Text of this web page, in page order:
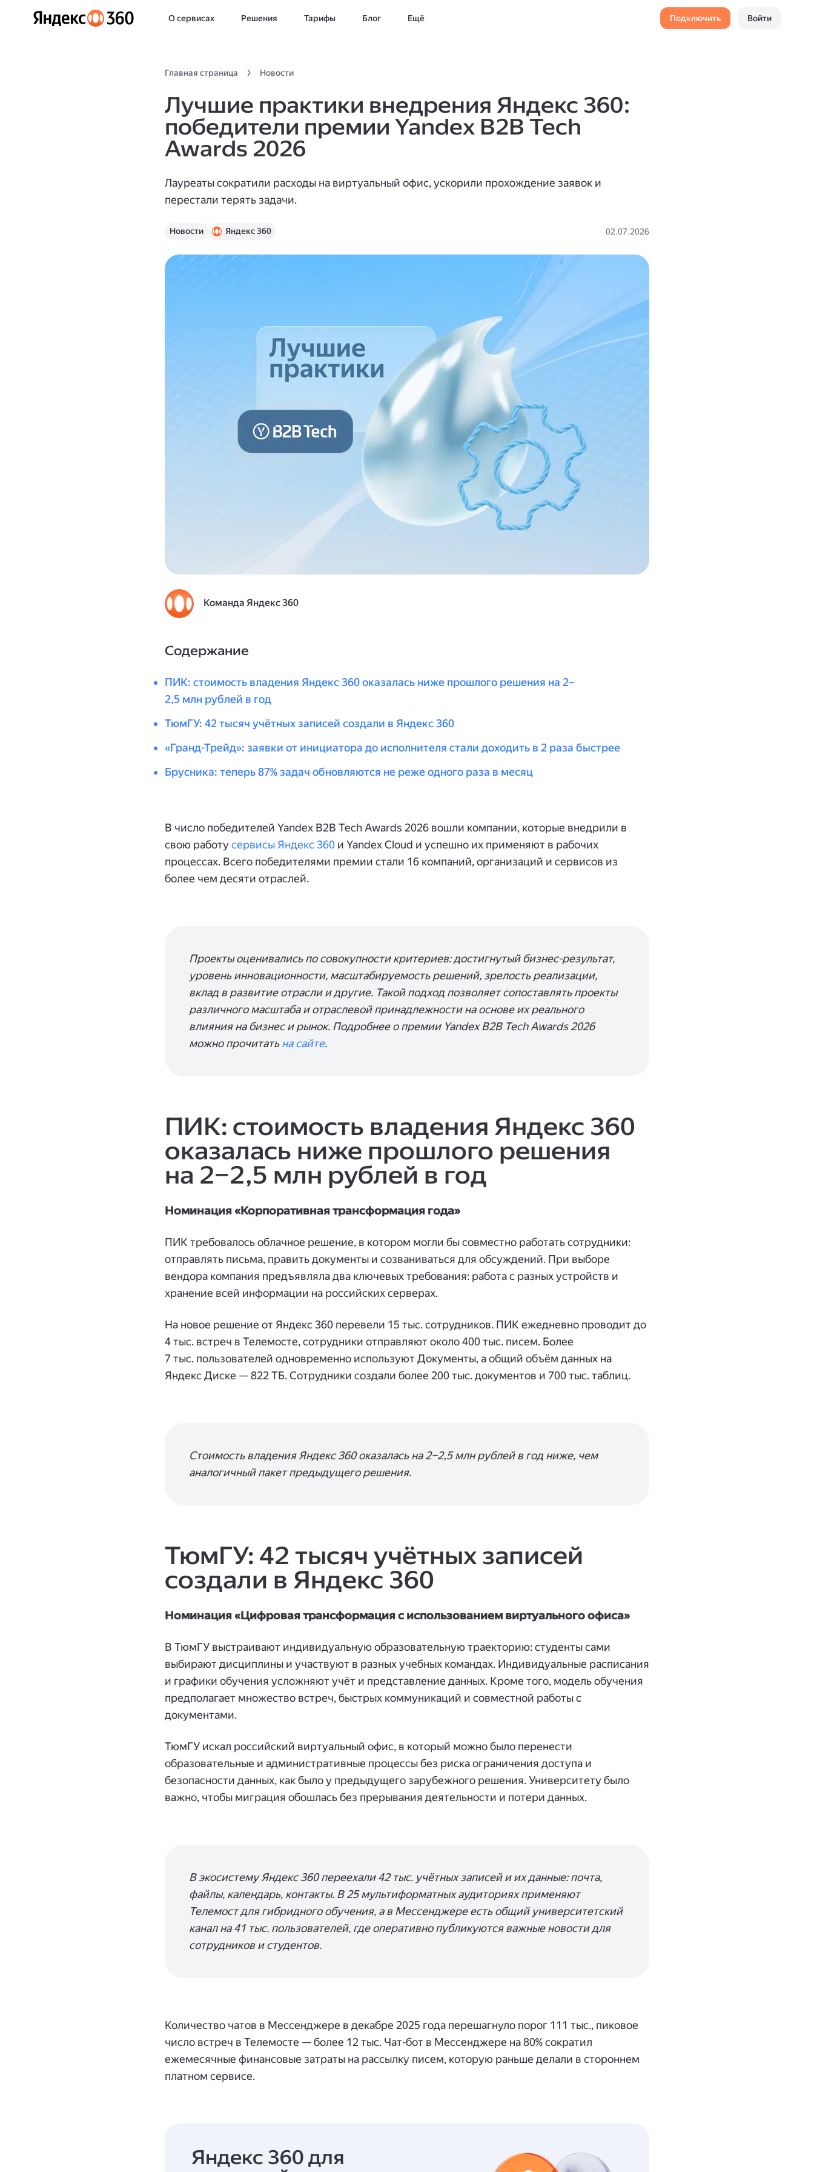
О сервисах Решения Тарифы Блог Ещё Подключить Войти
Главная страница Новости
Лучшие практики внедрения Яндекс 360:
победители премии Yandex B2B Tech
Awards 2026
Лауреаты сократили расходы на виртуальный офис, ускорили прохождение заявок и
перестали терять задачи.
Новости Яндекс 360 02.07.2026
Команда Яндекс 360
Содержание
ПИК: стоимость владения Яндекс 360 оказалась ниже прошлого решения на 2–
2,5 млн рублей в год
ТюмГУ: 42 тысяч учётных записей создали в Яндекс 360
«Гранд-Трейд»: заявки от инициатора до исполнителя стали доходить в 2 раза быстрее
Брусника: теперь 87% задач обновляются не реже одного раза в месяц
В число победителей Yandex B2B Tech Awards 2026 вошли компании, которые внедрили в
свою работу сервисы Яндекс 360 и Yandex Cloud и успешно их применяют в рабочих
процессах. Всего победителями премии стали 16 компаний, организаций и сервисов из
более чем десяти отраслей.
Проекты оценивались по совокупности критериев: достигнутый бизнес-результат,
уровень инновационности, масштабируемость решений, зрелость реализации,
вклад в развитие отрасли и другие. Такой подход позволяет сопоставлять проекты
различного масштаба и отраслевой принадлежности на основе их реального
влияния на бизнес и рынок. Подробнее о премии Yandex B2B Tech Awards 2026
можно прочитатьна сайте.
ПИК: стоимость владения Яндекс 360
оказалась ниже прошлого решения
на 2–2,5 млн рублей в год
Номинация «Корпоративная трансформация года»
ПИК требовалось облачное решение, в котором могли бы совместно работать сотрудники:
отправлять письма, править документы и созваниваться для обсуждений. При выборе
вендора компания предъявляла два ключевых требования: работа с разных устройств и
хранение всей информации на российских серверах.
На новое решение от Яндекс 360 перевели 15 тыс. сотрудников. ПИК ежедневно проводит до
4 тыс. встреч в Телемосте, сотрудники отправляют около 400 тыс. писем. Более
7 тыс. пользователей одновременно используют Документы, а общий объём данных на
Яндекс Диске — 822 ТБ. Сотрудники создали более 200 тыс. документов и 700 тыс. таблиц.
Стоимость владения Яндекс 360 оказалась на 2–2,5 млн рублей в год ниже, чем
аналогичный пакет предыдущего решения.
ТюмГУ: 42 тысяч учётных записей
создали в Яндекс 360
Номинация «Цифровая трансформация с использованием виртуального офиса»
В ТюмГУ выстраивают индивидуальную образовательную траекторию: студенты сами
выбирают дисциплины и участвуют в разных учебных командах. Индивидуальные расписания
и графики обучения усложняют учёт и представление данных. Кроме того, модель обучения
предполагает множество встреч, быстрых коммуникаций и совместной работы с
документами.
ТюмГУ искал российский виртуальный офис, в который можно было перенести
образовательные и административные процессы без риска ограничения доступа и
безопасности данных, как было у предыдущего зарубежного решения. Университету было
важно, чтобы миграция обошлась без прерывания деятельности и потери данных.
В экосистему Яндекс 360 переехали 42 тыс. учётных записей и их данные: почта,
файлы, календарь, контакты. В 25 мультиформатных аудиториях применяют
Телемост для гибридного обучения, а в Мессенджере есть общий университетский
канал на 41 тыс. пользователей, где оперативно публикуются важные новости для
сотрудников и студентов.
Количество чатов в Мессенджере в декабре 2025 года перешагнуло порог 111 тыс., пиковое
число встреч в Телемосте — более 12 тыс. Чат-бот в Мессенджере на 80% сократил
ежемесячные финансовые затраты на рассылку писем, которую раньше делали в стороннем
платном сервисе.
Яндекс 360 для